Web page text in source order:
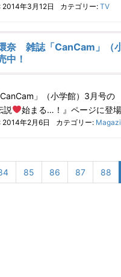
2014年3月12日 カテゴリー: TV
奈 雑誌「CanCam」（
中！
」（小学館）3月号の
説
始まる…！』ページに登場
2014年2月6日 カテゴリー:
85 86 87 88